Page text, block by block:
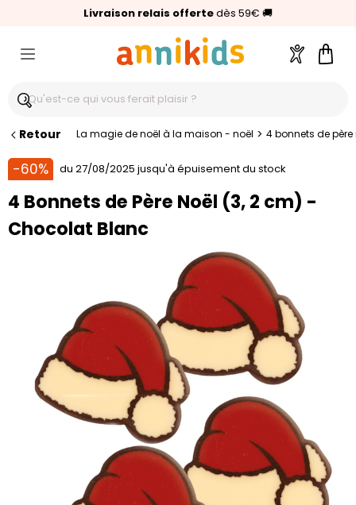
Livraison relais offertedès 59€ 🚚
🥇Palmarès Capital 2025 :Annikids N°1
⭐⭐⭐⭐⭐4,6/5(24 000 avis clients)
Compte
Retour La magie de noël à la maison - noël > 4 bonnets de
-60% du 27/08/2025 jusqu'à épuisement du stock
4 Bonnets de Père Noël (3, 2 cm) -
Chocolat Blanc